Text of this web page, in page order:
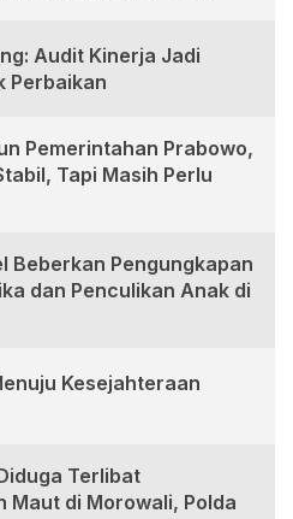
Audit Kinerja Jadi
Perbaikan
Pemerintahan Prabowo,
Tapi Masih Perlu
Beberkan Pengungkapan
dan Penculikan Anak di
Kesejahteraan
Terlibat
Maut di Morowali, Polda